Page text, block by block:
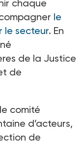
chaque
le
le secteur. En
de la Justice
de
comité
d’acteurs,
de